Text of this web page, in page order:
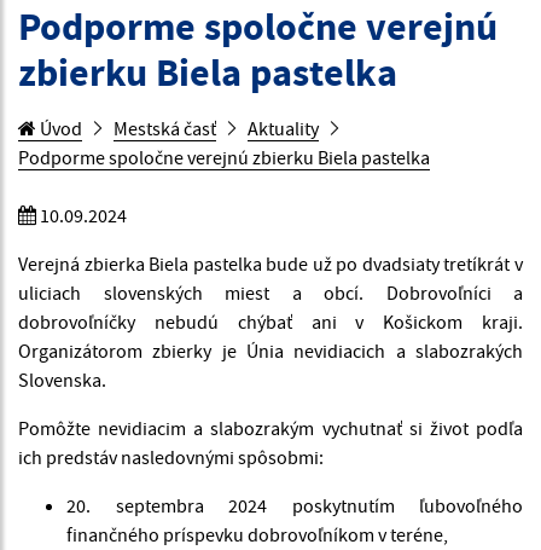
Podporme spoločne verejnú
zbierku Biela pastelka
Úvod Mestská časť
Aktuality
Podporme spoločne verejnú zbierku Biela pastelka
10.09.2024
Verejná zbierka Biela pastelka bude už po dvadsiaty tretíkrát v
uliciach slovenských miest a obcí. Dobrovoľníci a
dobrovoľníčky nebudú chýbať ani v Košickom kraji.
Organizátorom zbierky je Únia nevidiacich a slabozrakých
Slovenska.
Pomôžte nevidiacim a slabozrakým vychutnať si život podľa
ich predstáv nasledovnými spôsobmi:
20. septembra 2024 poskytnutím ľubovoľného
finančného príspevku dobrovoľníkom v teréne,